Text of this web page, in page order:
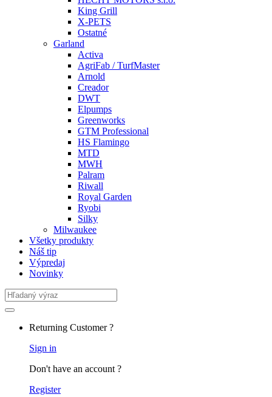
King Grill
X-PETS
Ostatné
Garland
Activa
AgriFab / TurfMaster
Arnold
Creador
DWT
Elpumps
Greenworks
GTM Professional
HS Flamingo
MTD
MWH
Palram
Riwall
Royal Garden
Ryobi
Silky
Milwaukee
Všetky produkty
Náš tip
Výpredaj
Novinky
Search
for:
Returning Customer ?
Sign in
Don't have an account ?
Register